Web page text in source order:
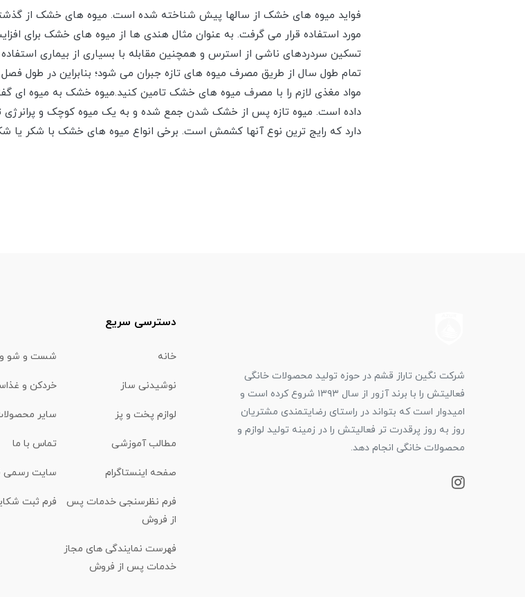
فواید میوه های خشک از سالها پیش شناخته شده است. میوه های خشک از
مورد استفاده قرار می گرفت. به عنوان مثال هندی ها از میوه های خشک برای
تسکین سردردهای ناشی از استرس و همچنین مقابله با بسیاری از بیماری
تمام طول سال از طریق مصرف میوه های تازه جبران می شود؛ بنابراین در طول
مواد مغذی لازم را با مصرف میوه های خشک تامین کنید.میوه خشک به میوه ای
داده است. میوه تازه پس از خشک شدن جمع شده و به یک میوه کوچک و پرانرژی
دارد که رایج ترین نوع آنها کشمش است. برخی انواع میوه های خشک با شکر
شرکت نگین تاراز قشم در حوزه تولید محصولات خانگی
فعالیتش را با برند آزور از سال ۱۳۹۳ شروع کرده است و
امیدوار است که بتواند در راستای رضایتمندی مشتریان
روز به روز پرقدرت تر فعالیتش را در زمینه تولید لوازم و
محصولات خانگی انجام دهد.
دسترسی سریع
خانه شست و شو و
نوشیدنی ساز خردکن و
لوازم پخت و پز سایر
مطالب آموزشی تماس با ما
صفحه اینستاگرام سایت رسمی
فرم نظرسنجی خدمات پس
از فروش
فرم ثبت
فهرست نمایندگی های مجاز
خدمات پس از فروش